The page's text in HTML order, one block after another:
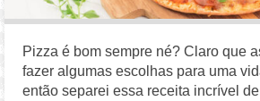
Pizza é bom sempre né? Claro que
fazer algumas escolhas para uma
então separei essa receita incrível de